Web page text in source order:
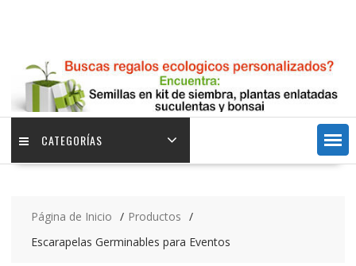
CATEGORÍAS
Página de Inicio
Productos
Escarapelas Germinables para Eventos